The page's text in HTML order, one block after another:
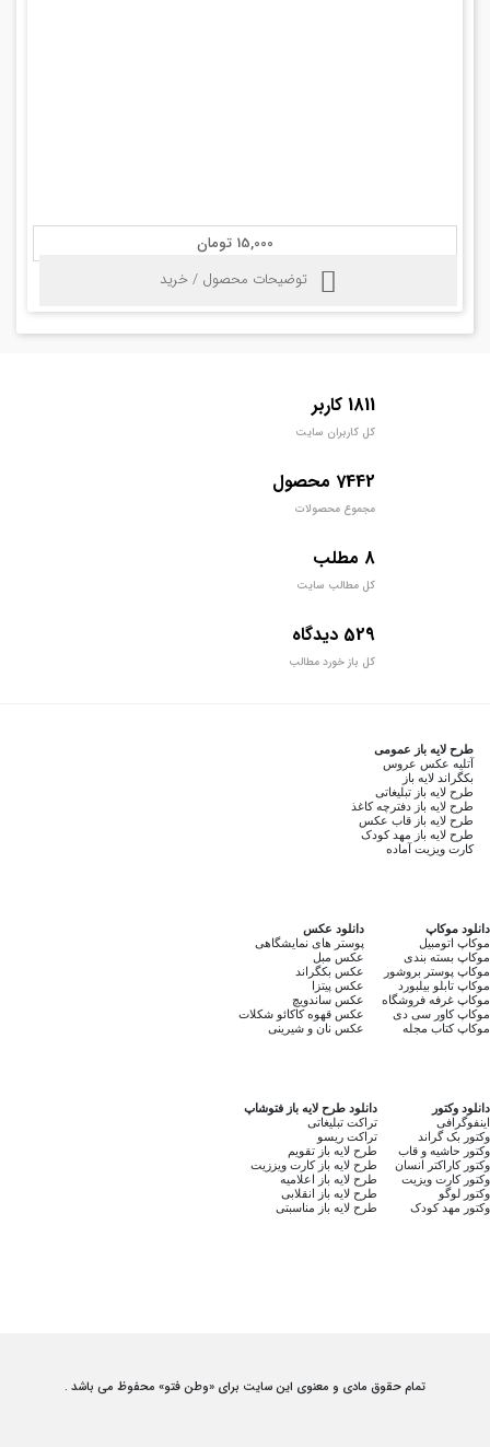
15,000 تومان
توضیحات محصول / خرید
1811 کاربر
کل کاربران سایت
7442 محصول
مجموع محصولات
8 مطلب
کل مطالب سایت
529 دیدگاه
کل باز خورد مطالب
طرح لایه باز عمومی
آتلیه عکس عروس
بکگراند لایه باز
طرح لایه باز تبلیغاتی
طرح لایه باز دفترچه کاغذ
طرح لایه باز قاب عکس
طرح لایه باز مهد کودک
کارت ویزیت آماده
دانلود موکاپ
موکاپ اتومبیل
موکاپ بسته بندی
موکاپ پوستر بروشور
موکاپ تابلو بیلبورد
موکاپ غرفه فروشگاه
موکاپ کاور سی دی
موکاپ کتاب مجله
دانلود عکس
پوستر های نمایشگاهی
عکس مبل
عکس بکگراند
عکس پیتزا
عکس ساندویچ
عکس قهوه کاکائو شکلات
عکس نان و شیرینی
دانلود وکتور
اینفوگرافی
وکتور بک گراند
وکتور حاشیه و قاب
وکتور کاراکتر انسان
وکتور کارت ویزیت
وکتور لوگو
وکتور مهد کودک
دانلود طرح لایه باز فتوشاپ
تراکت تبلیغاتی
تراکت ریسو
طرح لایه باز تقویم
طرح لایه باز کارت ویززیت
طرح لایه باز اعلامیه
طرح لایه باز انقلابی
طرح لایه باز مناسبتی
تمام حقوق مادی و معنوی این سایت برای «وطن فتو» محفوظ می باشد .